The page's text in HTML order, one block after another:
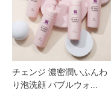
チェンジ 濃密潤いふんわ
り泡洗顔 バブルウォ...